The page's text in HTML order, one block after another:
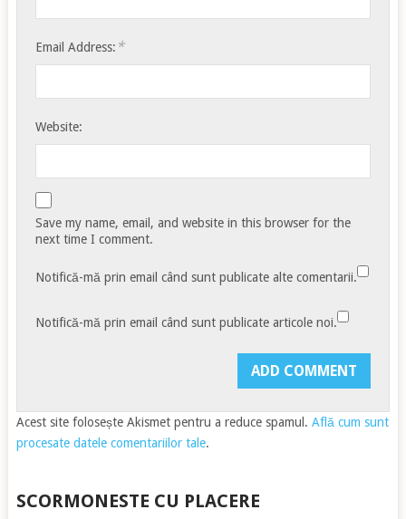
Email Address: *
Website:
Save my name, email, and website in this browser for the
next time I comment.
Notifică-mă prin email când sunt publicate alte comentarii.
Notifică-mă prin email când sunt publicate articole noi.
Acest site folosește Akismet pentru a reduce spamul. Află cum sunt
procesate datele comentariilor tale.
SCORMONESTE CU PLACERE